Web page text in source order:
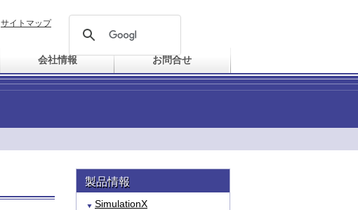
サイトマップ
会社情報 お問合せ
製品情報
SimulationX